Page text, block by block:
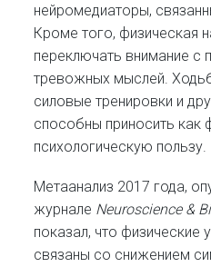
нейромедиаторы,
Кроме того, физическая
переключать внимание с
тревожных мыслей.
силовые тренировки и
способны приносить как
психологическую пользу.
Метаанализ 2017 года,
журнале Neuroscience &
показал, что физические
связаны со снижением